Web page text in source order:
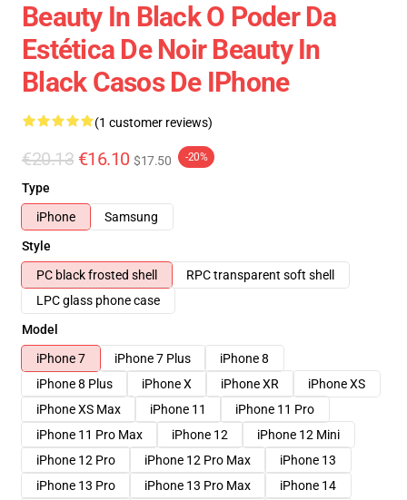
Beauty In Black O Poder Da
Estética De Noir Beauty In
Black Casos De IPhone
(1 customer reviews)
€20.13 €16.10 $17.50 -20%
Type
iPhone
Samsung
Style
PC black frosted shell
RPC transparent soft shell
LPC glass phone case
Model
iPhone 7
iPhone 7 Plus
iPhone 8
iPhone 8 Plus
iPhone X iPhone XR
iPhone XS
iPhone XS Max
iPhone 11
iPhone 11 Pro
iPhone 11 Pro Max
iPhone 12
iPhone 12 Mini
iPhone 12 Pro
iPhone 12 Pro Max
iPhone 13
iPhone 13 Pro
iPhone 13 Pro Max
iPhone 14